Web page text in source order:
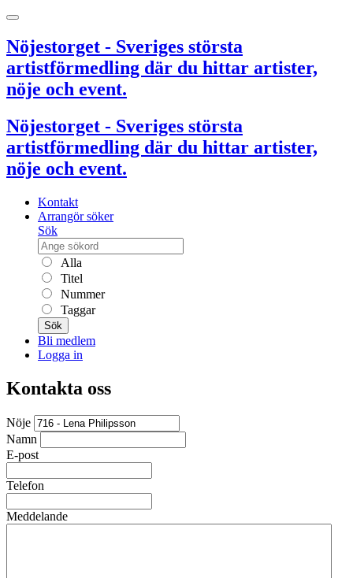
Nöjestorget - Sveriges största
artistförmedling där du hittar artister,
nöje och event.
Nöjestorget - Sveriges största
artistförmedling där du hittar artister,
nöje och event.
Kontakt
Arrangör söker
Sök
Alla
Titel
Nummer
Taggar
Sök
Bli medlem
Logga in
Kontakta oss
Nöje
Namn
E-post
Telefon
Meddelande